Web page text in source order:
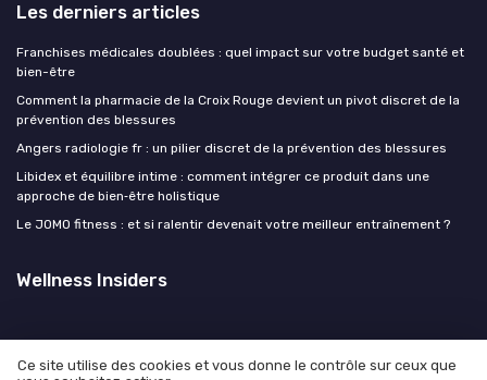
Les derniers articles
Franchises médicales doublées : quel impact sur votre budget santé et
bien-être
Comment la pharmacie de la Croix Rouge devient un pivot discret de la
prévention des blessures
Angers radiologie fr : un pilier discret de la prévention des blessures
Libidex et équilibre intime : comment intégrer ce produit dans une
approche de bien‑être holistique
Le JOMO fitness : et si ralentir devenait votre meilleur entraînement ?
Wellness Insiders
Ce site utilise des cookies et vous donne le contrôle sur ceux que